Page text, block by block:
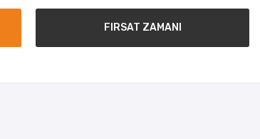
FIRSAT ZAMANI